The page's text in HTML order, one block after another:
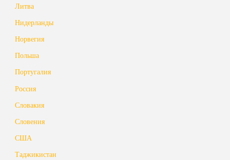
Литва
Нидерланды
Норвегия
Польша
Португалия
Россия
Словакия
Словения
США
Таджикистан